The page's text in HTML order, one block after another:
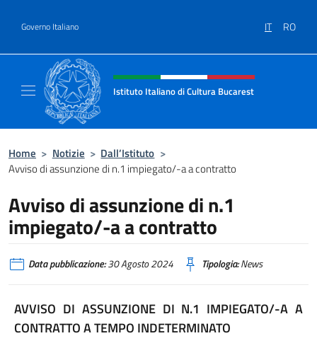
Governo Italiano IT RO
Intestazione sito, social e menù
Istituto Italiano di Cultura Bucarest
Home > Notizie > Dall’Istituto >
Avviso di assunzione di n.1 impiegato/-a a contratto
Avviso di assunzione di n.1
impiegato/-a a contratto
Data pubblicazione:30 Agosto 2024 Tipologia:News
AVVISO DI ASSUNZIONE DI N.1 IMPIEGATO/-A A
CONTRATTO A TEMPO INDETERMINATO